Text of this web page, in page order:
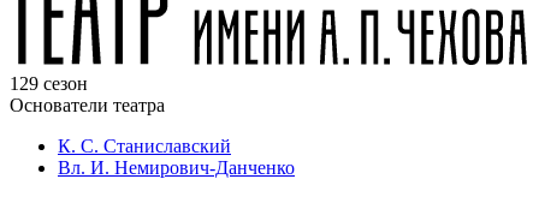
129 сезон
Основатели театра
К. С. Станиславский
Вл. И. Немирович-Данченко